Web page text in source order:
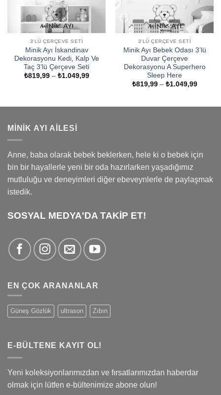
3'LÜ ÇERÇEVE SETI
Minik Ayı İskandinav
Dekorasyonu Kedi, Kalp Ve
Taç 3’lü Çerçeve Seti
₺819,99 – ₺1.049,99Fiyat
3'LÜ ÇERÇEVE SETI
Minik Ayı Bebek Odası 3’lü
Duvar Çerçeve
Dekorasyonu A Superhero
Sleep Here
₺819,99 – ₺1.049,99Fiyat
MINIK AYI AILESI
Anne, baba olarak bebek beklerken, hele ki o bebek için
bin bir hayallerle yeni bir oda hazırlarken yaşadığımız
mutluluğu ve deneyimleri diğer ebeveynlerle de paylaşmak
istedik.
SOSYAL MEDYA'DA TAKİP ET!
EN ÇOK ARANANLAR
Güneş Gözlük ultrason Zıbın
E-BÜLTENE KAYIT OL!
Yeni koleksiyonlarımızdan ve fırsatlarımızdan haberdar
olmak için lütfen e-bültenimize abone olun!